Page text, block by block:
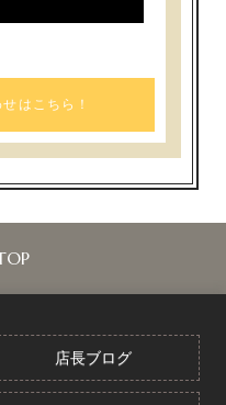
はこちら！
店長ブログ